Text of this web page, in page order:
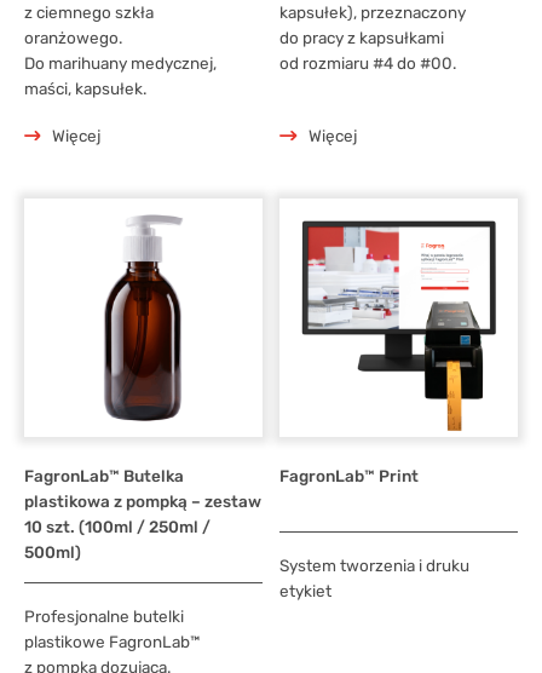
Opakowania jałowe na krople i maści oczne
Butelki szklane
Kapsułki
Foremki na czopki/globulki
Akcesoria
Szklane słoiki na susz
Opisywanie leków
Suszarki sterylizatory
z ciemnego szkła
oranżowego.
Do marihuany medycznej,
maści, kapsułek.
Więcej
kapsułek), przeznaczony
do pracy z kapsułkami
od rozmiaru #4 do #00.
Więcej
FagronLab™ Butelka
plastikowa z pompką – zestaw
10 szt. (100ml / 250ml /
500ml)
Profesjonalne butelki
plastikowe FagronLab™
z pompką dozującą.
FagronLab™ Print
System tworzenia i druku
etykiet